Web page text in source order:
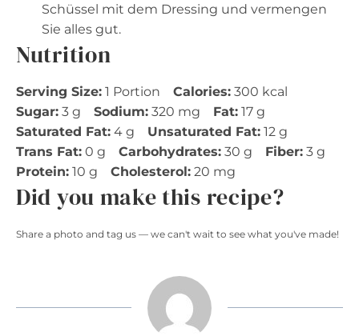
Schüssel mit dem Dressing und vermengen
Sie alles gut.
Nutrition
Serving Size: 1 Portion Calories: 300 kcal
Sugar: 3 g Sodium: 320 mg Fat: 17 g
Saturated Fat: 4 g Unsaturated Fat: 12 g
Trans Fat: 0 g Carbohydrates: 30 g Fiber: 3 g
Protein: 10 g Cholesterol: 20 mg
Did you make this recipe?
Share a photo and tag us — we can't wait to see what you've made!